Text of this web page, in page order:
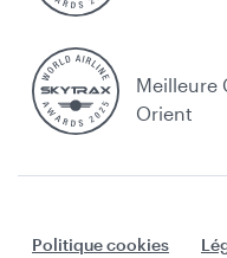
Meilleure
Orient
Politique cookies